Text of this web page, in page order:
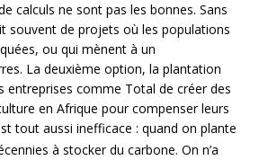
calculs ne sont pas les bonnes. Sans
souvent de projets où les populations
ou qui mènent à un
La deuxième option, la plantation
entreprises comme Total de créer des
en Afrique pour compenser leurs
tout aussi inefficace : quand on plante
à stocker du carbone. On n’a